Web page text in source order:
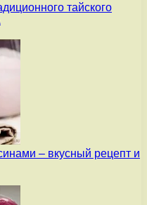
тайского
– вкусный рецепт и